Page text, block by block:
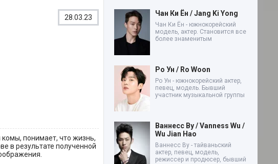
28.03.23
понимает, что жизнь,
в результате полученной
Чан Ки Ён / Jang Ki Yong
Чан Ки Ён - южнокорейский
модель, актер. Становится все
более знаменитым
Ро Ун / Ro Woon
Ро Ун - южнокорейский актер,
певец, модель. Бывший
участник музыкальной группы
Ваннесс Ву / Vanness Wu /
Wu Jian Hao
Ваннесс Ву - тайваньский
актер, певец, модель,
режиссер и продюсер, бывший